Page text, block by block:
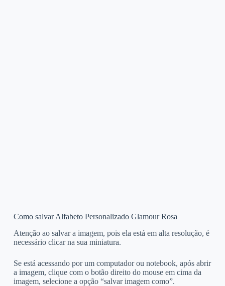
Como salvar Alfabeto Personalizado Glamour Rosa
Atenção ao salvar a imagem, pois ela está em alta resolução, é
necessário clicar na sua miniatura.
Se está acessando por um computador ou notebook, após abrir
a imagem, clique com o botão direito do mouse em cima da
imagem, selecione a opção “salvar imagem como”.